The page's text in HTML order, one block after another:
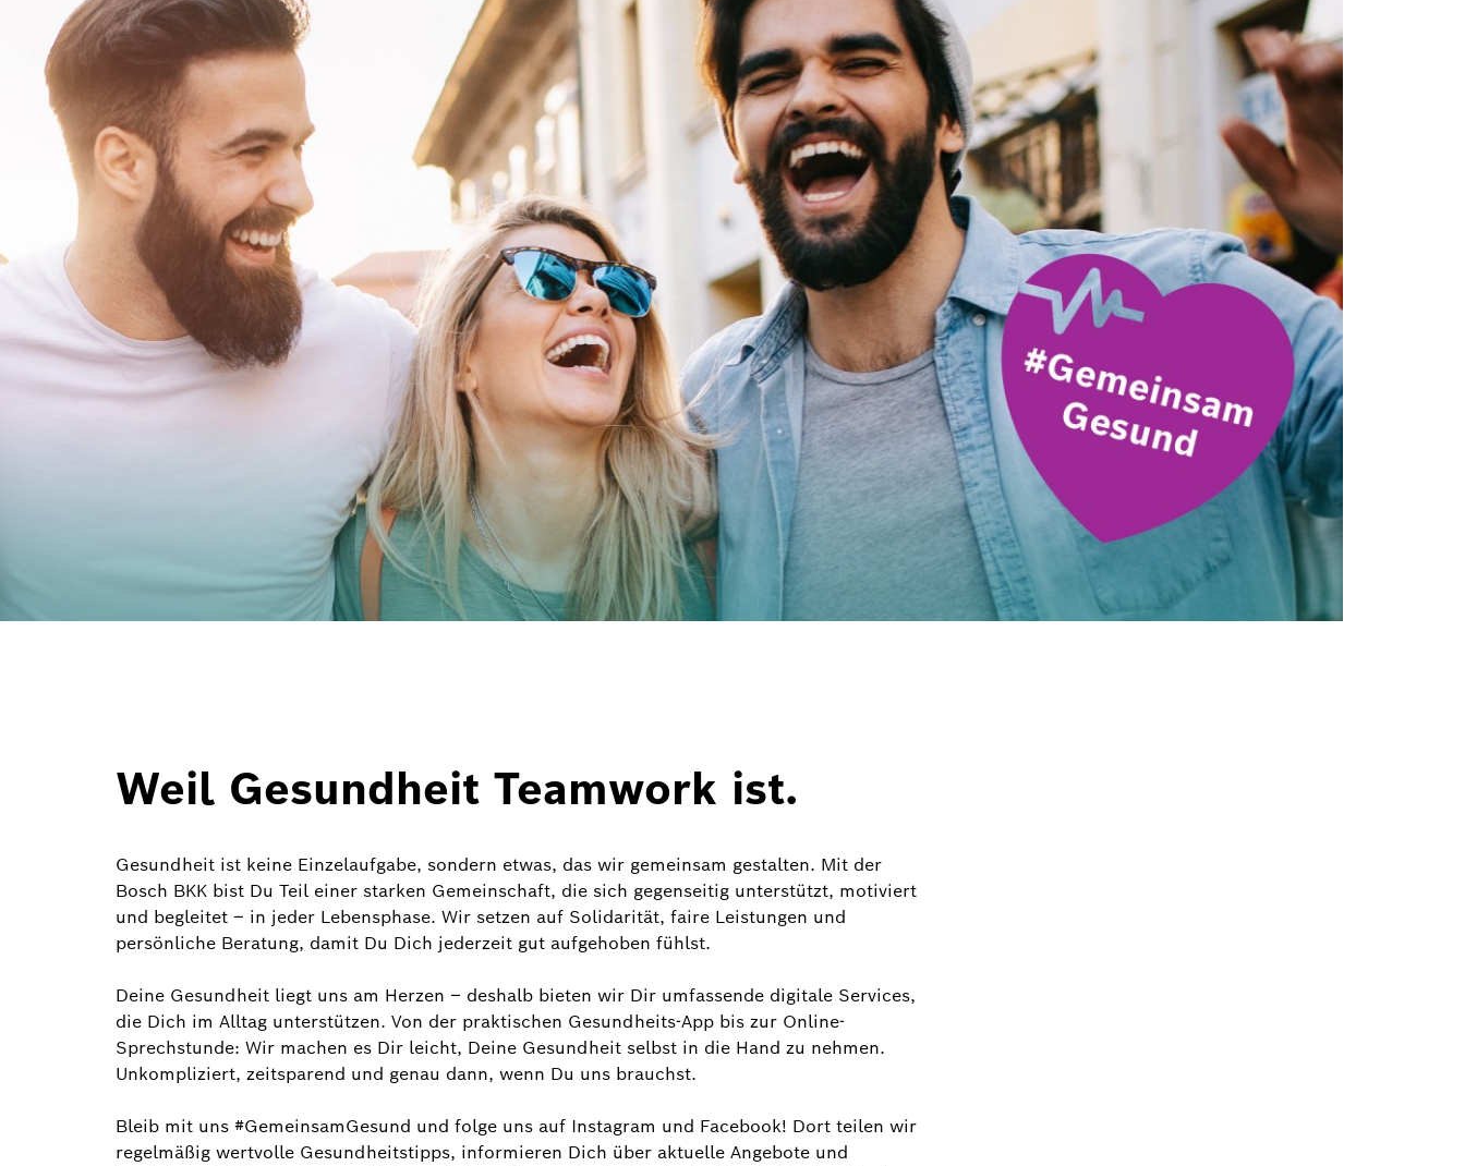
Weil Gesundheit Teamwork ist.
Gesundheit ist keine Einzelaufgabe, sondern etwas, das wir gemeinsam gestalten. Mit der
Bosch BKK bist Du Teil einer starken Gemeinschaft, die sich gegenseitig unterstützt, motiviert
und begleitet – in jeder Lebensphase. Wir setzen auf Solidarität, faire Leistungen und
persönliche Beratung, damit Du Dich jederzeit gut aufgehoben fühlst.
Deine Gesundheit liegt uns am Herzen – deshalb bieten wir Dir umfassende digitale Services,
die Dich im Alltag unterstützen. Von der praktischen Gesundheits-App bis zur Online-
Sprechstunde: Wir machen es Dir leicht, Deine Gesundheit selbst in die Hand zu nehmen.
Unkompliziert, zeitsparend und genau dann, wenn Du uns brauchst.
Bleib mit uns #GemeinsamGesund und folge uns auf Instagram und Facebook! Dort teilen wir
regelmäßig wertvolle Gesundheitstipps, informieren Dich über aktuelle Angebote und